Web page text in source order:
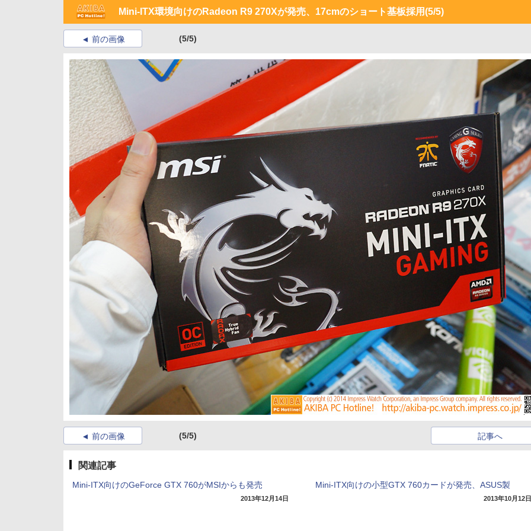
Mini-ITX環境向けのRadeon R9 270Xが発売、17cmのショート基板採用(5/5)
前の画像 (5/5)
前の画像 (5/5) 記事へ
関連記事
Mini-ITX向けのGeForce GTX 760がMSIからも発売
2013年12月14日
Mini-ITX向けの小型GTX 760カードが発売、ASUS製
2013年10月12日